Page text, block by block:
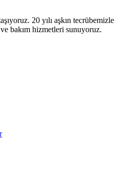
20 yılı aşkın tecrübemizle
bakım hizmetleri sunuyoruz.